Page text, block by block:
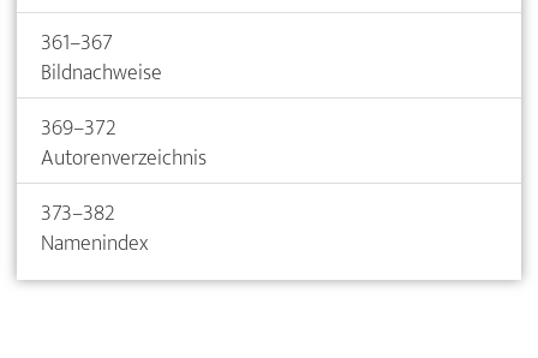
361–367
Bildnachweise
369–372
Autorenverzeichnis
373–382
Namenindex